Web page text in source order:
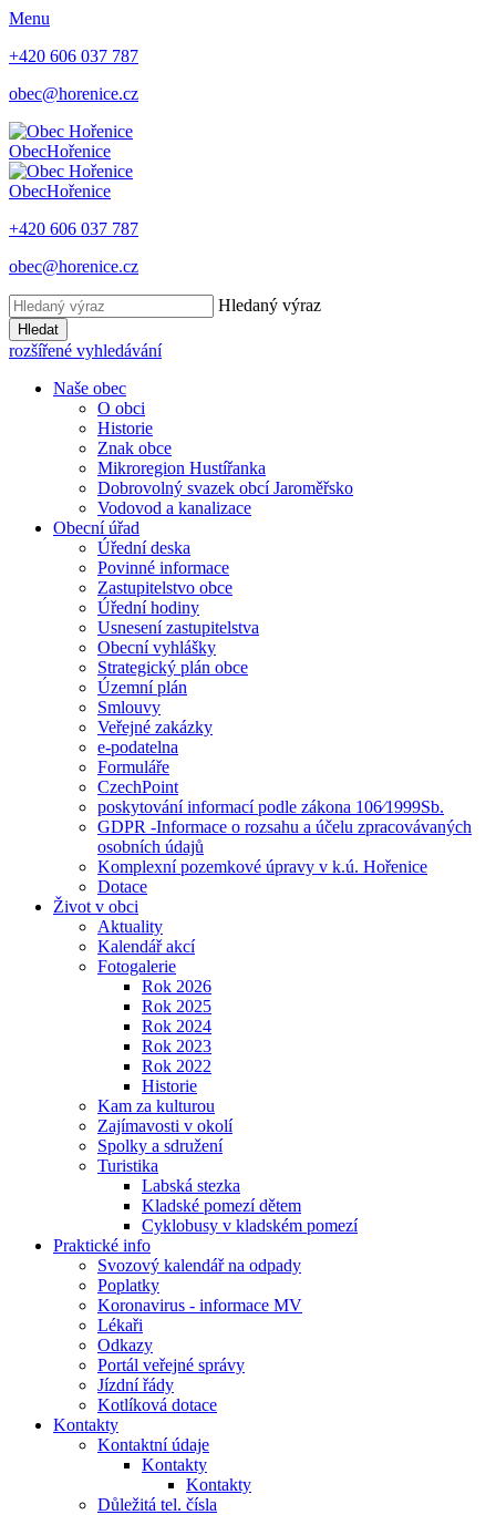
Menu
+420 606 037 787
obec@horenice.cz
ObecHořenice
ObecHořenice
+420 606 037 787
obec@horenice.cz
Hledaný výraz
Hledat
rozšířené vyhledávání
Naše obec
O obci
Historie
Znak obce
Mikroregion Hustířanka
Dobrovolný svazek obcí Jaroměřsko
Vodovod a kanalizace
Obecní úřad
Úřední deska
Povinné informace
Zastupitelstvo obce
Úřední hodiny
Usnesení zastupitelstva
Obecní vyhlášky
Strategický plán obce
Územní plán
Smlouvy
Veřejné zakázky
e-podatelna
Formuláře
CzechPoint
poskytování informací podle zákona 106⁄1999Sb.
GDPR -Informace o rozsahu a účelu zpracovávaných
osobních údajů
Komplexní pozemkové úpravy v k.ú. Hořenice
Dotace
Život v obci
Aktuality
Kalendář akcí
Fotogalerie
Rok 2026
Rok 2025
Rok 2024
Rok 2023
Rok 2022
Historie
Kam za kulturou
Zajímavosti v okolí
Spolky a sdružení
Turistika
Labská stezka
Kladské pomezí dětem
Cyklobusy v kladském pomezí
Praktické info
Svozový kalendář na odpady
Poplatky
Koronavirus - informace MV
Lékaři
Odkazy
Portál veřejné správy
Jízdní řády
Kotlíková dotace
Kontakty
Kontaktní údaje
Kontakty
Kontakty
Důležitá tel. čísla